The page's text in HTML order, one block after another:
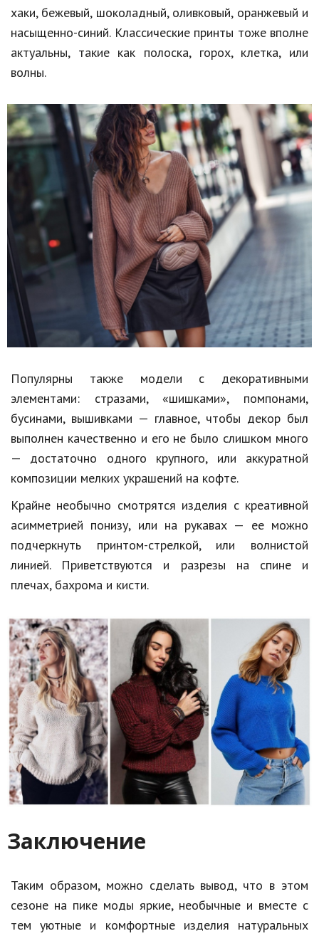
хаки, бежевый, шоколадный, оливковый, оранжевый и
насыщенно-синий. Классические принты тоже вполне
актуальны, такие как полоска, горох, клетка, или
волны.
Популярны также модели с декоративными
элементами: стразами, «шишками», помпонами,
бусинами, вышивками — главное, чтобы декор был
выполнен качественно и его не было слишком много
— достаточно одного крупного, или аккуратной
композиции мелких украшений на кофте.
Крайне необычно смотрятся изделия с креативной
асимметрией понизу, или на рукавах — ее можно
подчеркнуть принтом-стрелкой, или волнистой
линией. Приветствуются и разрезы на спине и
плечах, бахрома и кисти.
Заключение
Таким образом, можно сделать вывод, что в этом
сезоне на пике моды яркие, необычные и вместе с
тем уютные и комфортные изделия натуральных